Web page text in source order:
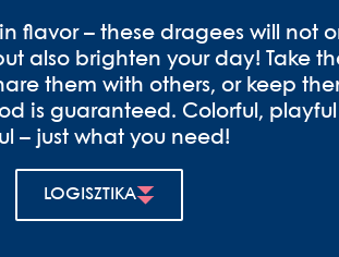
flavor – these dragees will not
also brighten your day! Take
them with others, or keep
is guaranteed. Colorful,
– just what you need!
LOGISZTIKA